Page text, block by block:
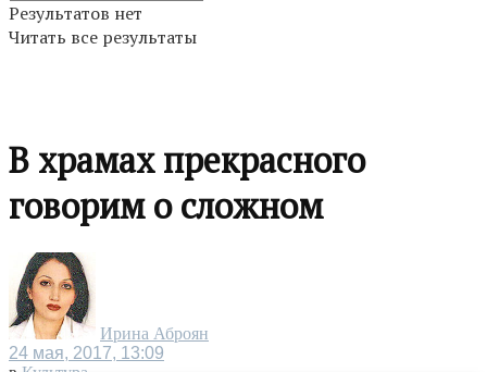
Результатов нет
Читать все результаты
В храмах прекрасного
говорим о сложном
Ирина Аброян
24 мая, 2017, 13:09